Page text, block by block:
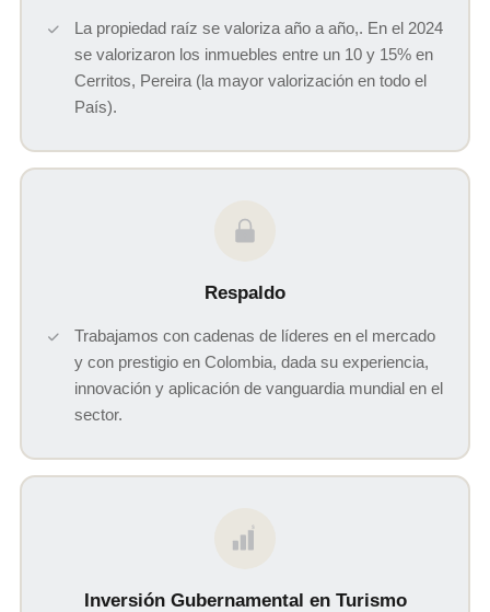
La propiedad raíz se valoriza año a año,. En el 2024
se valorizaron los inmuebles entre un 10 y 15% en
Cerritos, Pereira (la mayor valorización en todo el
País).
Respaldo
Trabajamos con cadenas de líderes en el mercado
y con prestigio en Colombia, dada su experiencia,
innovación y aplicación de vanguardia mundial en el
sector.
$
Inversión Gubernamental en Turismo